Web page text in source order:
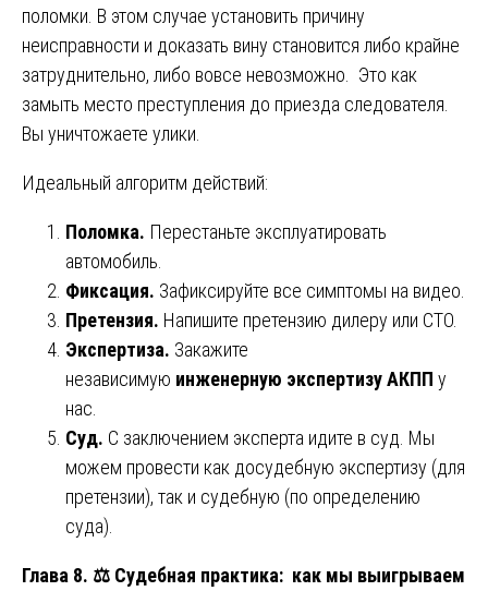
поломки. В этом случае установить причину
неисправности и доказать вину становится либо крайне
затруднительно, либо вовсе невозможно. Это как
замыть место преступления до приезда следователя.
Вы уничтожаете улики.
Идеальный алгоритм действий:
Поломка. Перестаньте эксплуатировать
автомобиль.
Фиксация. Зафиксируйте все симптомы на видео.
Претензия. Напишите претензию дилеру или СТО.
Экспертиза. Закажите
независимую инженерную экспертизу АКПП у
нас.
Суд. С заключением эксперта идите в суд. Мы
можем провести как досудебную экспертизу (для
претензии), так и судебную (по определению
суда).
Глава 8. ⚖️ Судебная практика: как мы выигрываем